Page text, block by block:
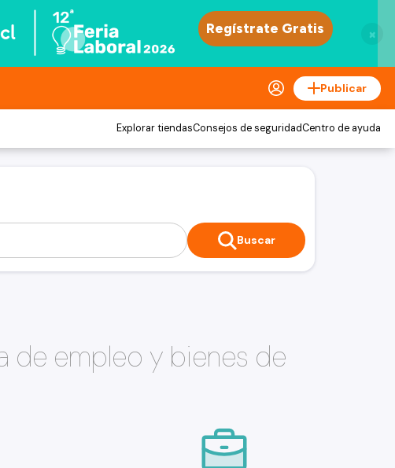
×
Publicar
Explorar tiendasConsejos de seguridadCentro de ayuda
Buscar
de empleo y bienes de